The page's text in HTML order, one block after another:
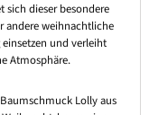
dieser besondere
andere weihnachtliche
und verleiht
Atmosphäre.
Lolly aus